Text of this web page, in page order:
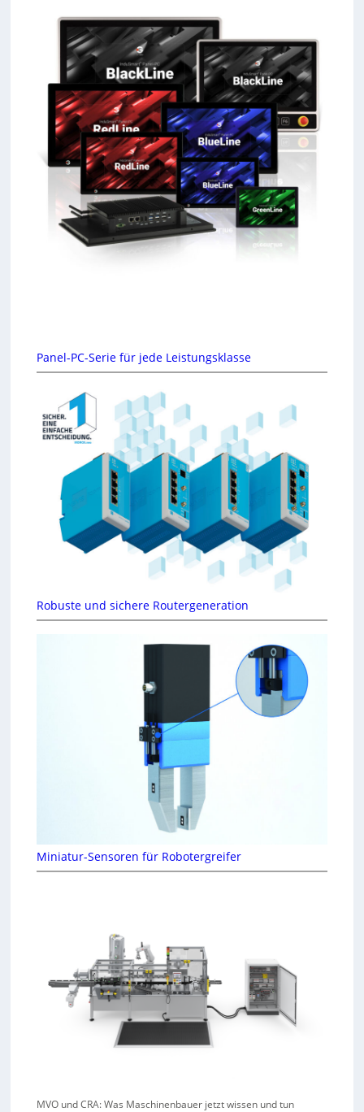
Panel-PC-Serie für jede Leistungsklasse
Robuste und sichere Routergeneration
Miniatur-Sensoren für Robotergreifer
MVO und CRA: Was Maschinenbauer jetzt wissen und tun